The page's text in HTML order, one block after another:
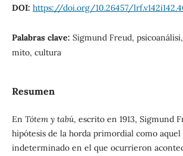
DOI: https://doi.org/10.26457/
Palabras clave: Sigmund Freud,
mito, cultura
Resumen
En Tótem y tabú, escrito en 1913, Sigmund
hipótesis de la horda primordial como
indeterminado en el que ocurrieron